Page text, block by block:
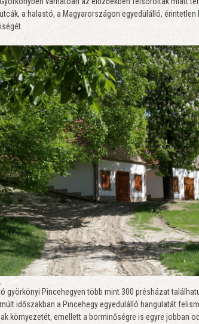
a halastó, a Magyarországon egyedülálló,
györkönyi Pincehegyen több mint 300 présházat
időszakban a Pincehegy egyedülálló hangulatát
környezetét, emellett a borminőségre is egyre jobban